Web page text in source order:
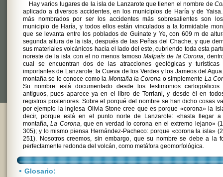
Hay varios lugares de la isla de Lanzarote que tienen el nombre de
aplicado a diversos accidentes, en los municipios de Haría y de
más nombrados por ser los accidentes más sobresalientes son
municipio de Haría, y todos ellos están vinculados a la formidable
que se levanta entre los poblados de Guinate y Ye, con 609 m de
segunda altura de la isla, después de las Peñas del Chache, y que
sus materiales volcánicos hacia el lado del este, cubriendo toda esta
noreste de la isla con el no menos famosoMalpaís de la Corona,
cual se encuentran dos de las atracciones geológicas y turísticas
importantes de Lanzarote: la Cueva de los Verdes y los Jameos del
montaña se le conoce como la Montaña la Corona o simplemente La
Su nombre está documentado desde los testimonios cartográficos
antiguos, pues aparece ya en el libro de Torriani, y desde él en
registros posteriores. Sobre el porqué del nombre se han dicho cosas
por ejemplo la inglesa Olivia Stone cree que es porque «corona» la
decir, porque está en el punto norte de Lanzarote: «hasta llegar a
montaña,La Corona, que en verdad lo corona en el extremo lejano»
305); y lo mismo piensa Hernández-Pacheco: porque «corona la isla»
251). Nosotros creemos, sin embargo, que su nombre se debe a la
perfectamente redonda del volcán, como metáfora geomorfológica.
• Glosario: